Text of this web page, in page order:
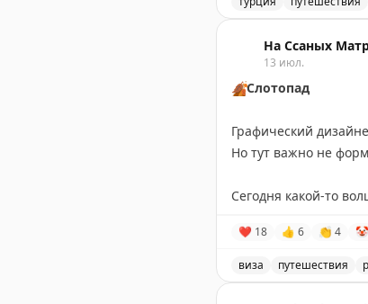
выписаны из
приличный отель
сентябре. Обсудили
🔹Выясняли, может
Крит и Албанскую
топливо, чтобы
На Ссаных
13 июл.
🍂Слотопад
Графический
Но тут важно не
Сегодня какой-то
Испания — 17 июля,
Франция — 23 июля,
Великобритания — 14
❤ 18 👍 6 👏 4 🤡
виза путешествия